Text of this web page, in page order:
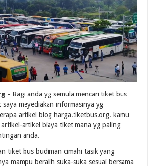
- Bagi anda yg semula mencari tiket bus
saya meyediakan informasinya yg
artikel blog harga.tiketbus.org. kamu
artikel biaya tiket mana yg paling
anda.
tiket bus budiman cimahi tasik yang
mampu beralih suka-suka sesuai bersama